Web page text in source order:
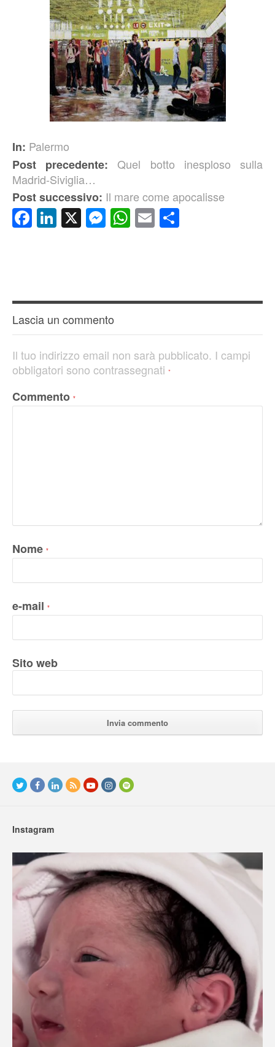
In: Palermo
Post precedente:Quel botto inesploso sulla
Madrid-Siviglia…
Post successivo: Il mare come apocalisse
Facebook
LinkedIn
X Messenger
WhatsApp
Email
Lascia un commento
Il tuo indirizzo email non sarà pubblicato. I campi
obbligatori sono contrassegnati *
Commento *
Nome *
e-mail *
Sito web
Instagram